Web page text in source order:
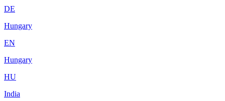
DE
Hungary
EN
Hungary
HU
India